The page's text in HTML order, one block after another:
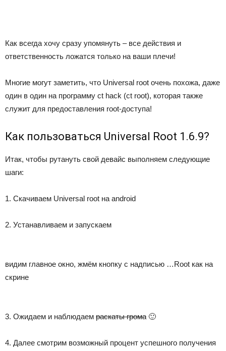
Как всегда хочу сразу упомянуть – все действия и
ответственность ложатся только на ваши плечи!
Многие могут заметить, что Universal root очень похожа, даже
один в один на программу ct hack (ct root), которая также
служит для предоставления root-доступа!
Как пользоваться Universal Root 1.6.9?
Итак, чтобы рутануть свой девайс выполняем следующие
шаги:
1. Скачиваем Universal root на android
2. Устанавливаем и запускаем
видим главное окно, жмём кнопку с надписью …Root как на
скрине
3. Ожидаем и наблюдаем раскаты грома 🙂
4. Далее смотрим возможный процент успешного получения